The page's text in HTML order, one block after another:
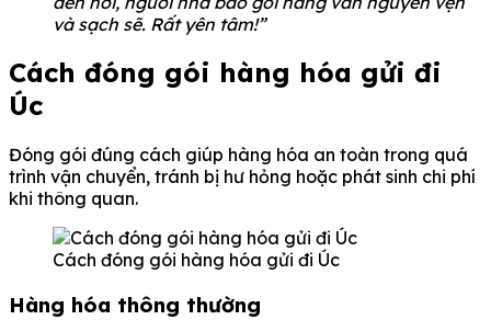
và sạch sẽ. Rất yên tâm!”
Cách đóng gói hàng hóa gửi đi
Úc
Đóng gói đúng cách giúp hàng hóa an toàn trong quá
trình vận chuyển, tránh bị hư hỏng hoặc phát sinh chi phí
khi thông quan.
Cách đóng gói hàng hóa gửi đi Úc
Hàng hóa thông thường